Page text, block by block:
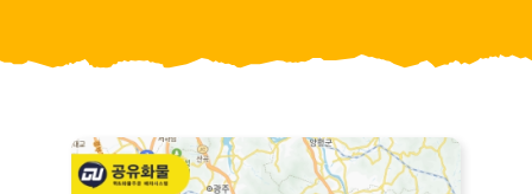
블로그